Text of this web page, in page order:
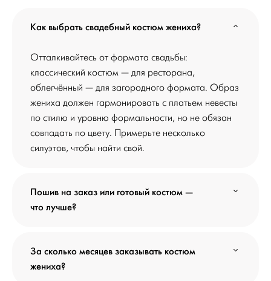
Как выбрать свадебный костюм жениха?
Отталкивайтесь от формата свадьбы:
классический костюм — для ресторана,
облегчённый — для загородного формата. Образ
жениха должен гармонировать с платьем невесты
по стилю и уровню формальности, но не обязан
совпадать по цвету. Примерьте несколько
силуэтов, чтобы найти свой.
Пошив на заказ или готовый костюм —
что лучше?
За сколько месяцев заказывать костюм
жениха?